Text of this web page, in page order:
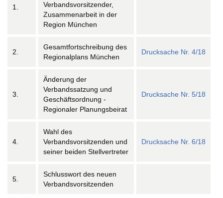
1.
Verbandsvorsitzender,
Zusammenarbeit in der
Region München
2.
Gesamtfortschreibung des
Regionalplans München
Drucksache Nr. 4/18
3.
Änderung der
Verbandssatzung und
Geschäftsordnung -
Regionaler Planungsbeirat
Drucksache Nr. 5/18
4.
Wahl des
Verbandsvorsitzenden und
seiner beiden Stellvertreter
Drucksache Nr. 6/18
5.
Schlusswort des neuen
Verbandsvorsitzenden